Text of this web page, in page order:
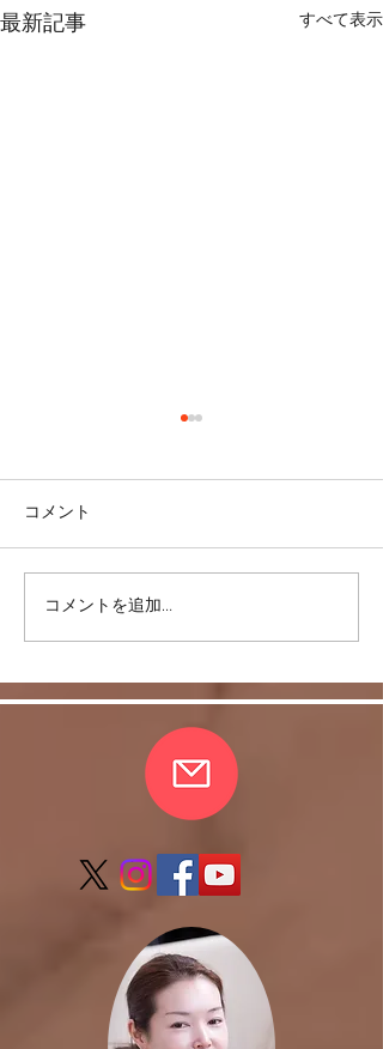
最新記事 すべて表示
スキルを身につけて豊か
な日常を！
コメント
コメントを追加…